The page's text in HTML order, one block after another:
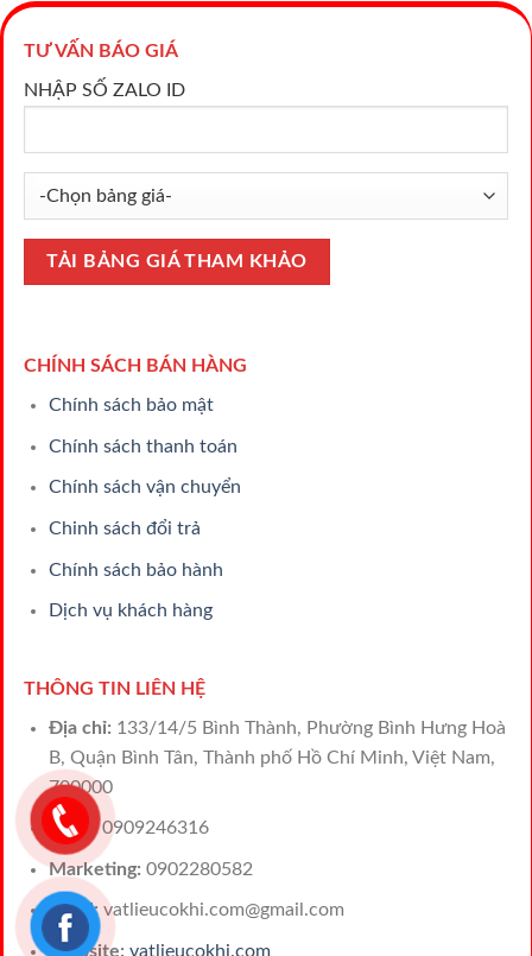
TƯ VẤN BÁO GIÁ
NHẬP SỐ ZALO ID
CHÍNH SÁCH BÁN HÀNG
Chính sách bảo mật
Chính sách thanh toán
Chính sách vận chuyển
Chinh sách đổi trả
Chính sách bảo hành
Dịch vụ khách hàng
THÔNG TIN LIÊN HỆ
Địa chỉ: 133/14/5 Bình Thành, Phường Bình Hưng Hoà
B, Quận Bình Tân, Thành phố Hồ Chí Minh, Việt Nam,
700000
Sales: 0909246316
Marketing: 0902280582
Email:vatlieucokhi.com@gmail.com
Website: vatlieucokhi.com